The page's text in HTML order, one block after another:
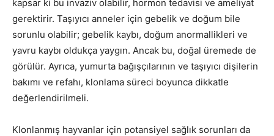
kapsar ki bu invaziv olabilir, hormon tedavisi ve ameliyat
gerektirir. Taşıyıcı anneler için gebelik ve doğum bile
sorunlu olabilir; gebelik kaybı, doğum anormallikleri ve
yavru kaybı oldukça yaygın. Ancak bu, doğal üremede de
görülür. Ayrıca, yumurta bağışçılarının ve taşıyıcı dişilerin
bakımı ve refahı, klonlama süreci boyunca dikkatle
değerlendirilmeli.
Klonlanmış hayvanlar için potansiyel sağlık sorunları da